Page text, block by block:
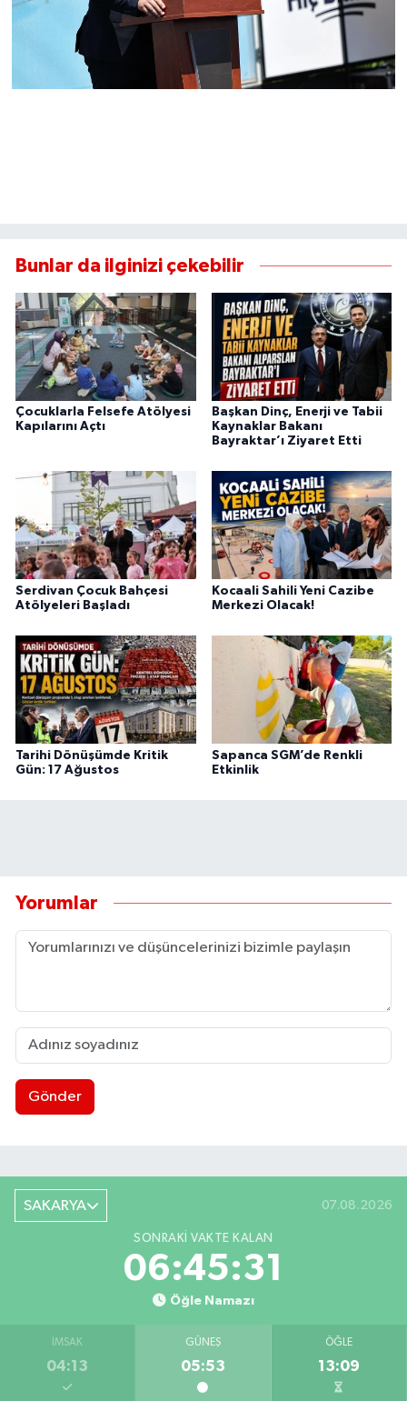
Bunlar da ilginizi çekebilir
Çocuklarla Felsefe Atölyesi
Kapılarını Açtı
Başkan Dinç, Enerji ve Tabii
Kaynaklar Bakanı
Bayraktar’ı Ziyaret Etti
Serdivan Çocuk Bahçesi
Atölyeleri Başladı
Kocaali Sahili Yeni Cazibe
Merkezi Olacak!
Tarihi Dönüşümde Kritik
Gün: 17 Ağustos
Sapanca SGM’de Renkli
Etkinlik
Yorumlar
Gönder
SAKARYA 07.08.2026
SONRAKI VAKTE KALAN
06:45:30
Öğle Namazı
İMSAK
04:13
GÜNEŞ
05:53
ÖĞLE
13:09